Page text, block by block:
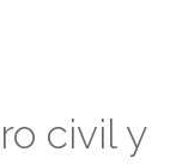
civil y